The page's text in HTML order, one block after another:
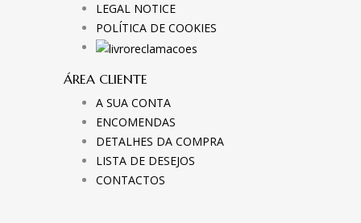
LEGAL NOTICE
POLÍTICA DE COOKIES
ÁREA CLIENTE
A SUA CONTA
ENCOMENDAS
DETALHES DA COMPRA
LISTA DE DESEJOS
CONTACTOS